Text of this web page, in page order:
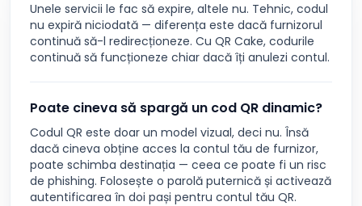
Unele servicii le fac să expire, altele nu. Tehnic, codul
nu expiră niciodată — diferența este dacă furnizorul
continuă să-l redirecționeze. Cu QR Cake, codurile
continuă să funcționeze chiar dacă îți anulezi contul.
Poate cineva să spargă un cod QR dinamic?
Codul QR este doar un model vizual, deci nu. Însă
dacă cineva obține acces la contul tău de furnizor,
poate schimba destinația — ceea ce poate fi un risc
de phishing. Folosește o parolă puternică și activează
autentificarea în doi pași pentru contul tău QR.